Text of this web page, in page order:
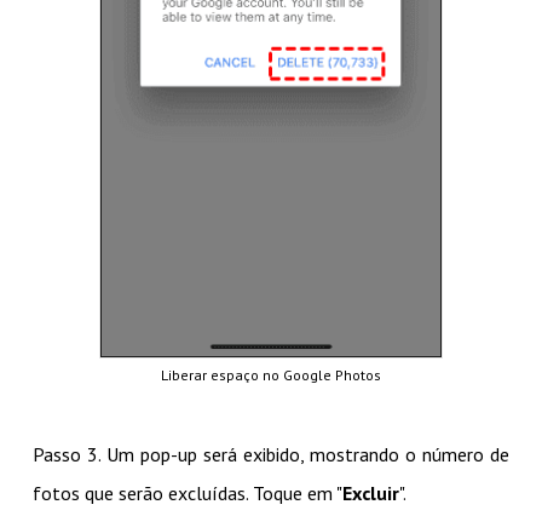
Liberar espaço no Google Photos
Passo 3. Um pop-up será exibido, mostrando o número de
fotos que serão excluídas. Toque em "Excluir".